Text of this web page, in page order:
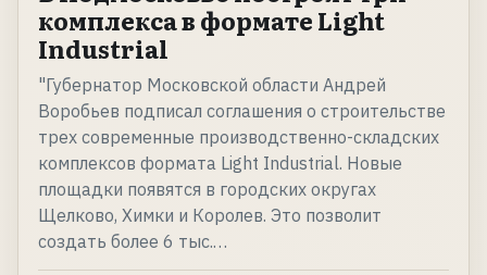
комплекса в формате Light
Industrial
"Губернатор Московской области Андрей
Воробьев подписал соглашения о строительстве
трех современные производственно-складских
комплексов формата Light Industrial. Новые
площадки появятся в городских округах
Щелково, Химки и Королев. Это позволит
создать более 6 тыс.…